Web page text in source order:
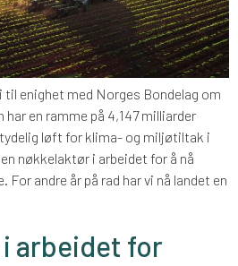
enighet med Norges Bondelag om
en ramme på 4,147 milliarder
løft for klima- og miljøtiltak i
nøkkelaktør i arbeidet for å nå
For andre år på rad har vi nå landet en
arbeidet for